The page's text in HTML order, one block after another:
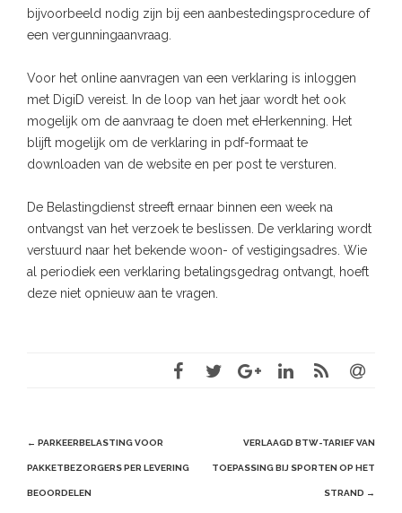
bijvoorbeeld nodig zijn bij een aanbestedingsprocedure of
een vergunningaanvraag.
Voor het online aanvragen van een verklaring is inloggen
met DigiD vereist. In de loop van het jaar wordt het ook
mogelijk om de aanvraag te doen met eHerkenning. Het
blijft mogelijk om de verklaring in pdf-formaat te
downloaden van de website en per post te versturen.
De Belastingdienst streeft ernaar binnen een week na
ontvangst van het verzoek te beslissen. De verklaring wordt
verstuurd naar het bekende woon- of vestigingsadres. Wie
al periodiek een verklaring betalingsgedrag ontvangt, hoeft
deze niet opnieuw aan te vragen.
Post
navigation
← PARKEERBELASTING VOOR
PAKKETBEZORGERS PER LEVERING
BEOORDELEN
VERLAAGD BTW-TARIEF VAN
TOEPASSING BIJ SPORTEN OP HET
STRAND →